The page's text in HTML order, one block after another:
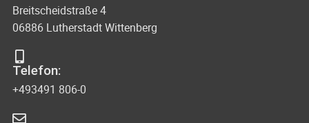
Breitscheidstraße 4
06886 Lutherstadt Wittenberg
Telefon:
+493491 806-0